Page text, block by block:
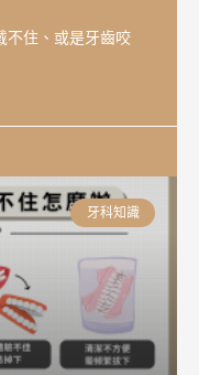
不住、或是牙齒咬
牙科知識